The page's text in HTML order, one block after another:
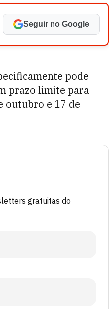
Seguir no Google
pode
prazo limite para
outubro e 17 de
gratuitas do